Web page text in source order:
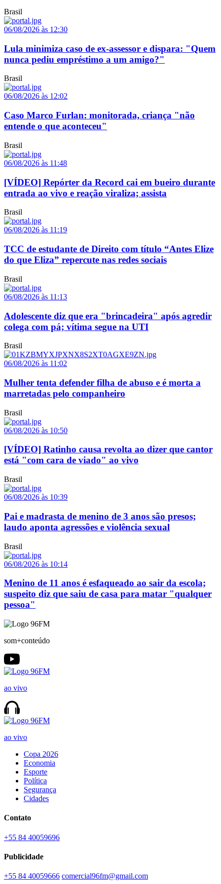
Brasil
06/08/2026 às 12:30
Lula minimiza caso de ex-assessor e dispara: "Quem
nunca pediu empréstimo a um amigo?"
Brasil
06/08/2026 às 12:02
Caso Marco Furlan: monitorada, criança "não
entende o que aconteceu"
Brasil
06/08/2026 às 11:48
[VÍDEO] Repórter da Record cai em bueiro durante
entrada ao vivo e reação viraliza; assista
Brasil
06/08/2026 às 11:19
TCC de estudante de Direito com título “Antes Elize
do que Eliza” repercute nas redes sociais
Brasil
06/08/2026 às 11:13
Adolescente diz que era "brincadeira" após agredir
colega com pá; vítima segue na UTI
Brasil
06/08/2026 às 11:02
Mulher tenta defender filha de abuso e é morta a
marretadas pelo companheiro
Brasil
06/08/2026 às 10:50
[VÍDEO] Ratinho causa revolta ao dizer que cantor
está "com cara de viado" ao vivo
Brasil
06/08/2026 às 10:39
Pai e madrasta de menino de 3 anos são presos;
laudo aponta agressões e violência sexual
Brasil
06/08/2026 às 10:14
Menino de 11 anos é esfaqueado ao sair da escola;
suspeito diz que saiu de casa para matar "qualquer
pessoa"
som+conteúdo
ao vivo
ao vivo
Copa 2026
Economia
Esporte
Política
Segurança
Cidades
Contato
+55 84 40059696
Publicidade
+55 84 40059666 comercial96fm@gmail.com